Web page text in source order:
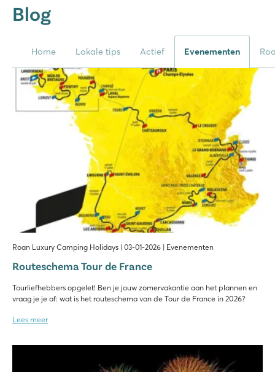
Blog
Home Lokale tips Actief Evenementen
Roan Luxury Camping Holidays | 03-01-2026 | Evenementen
Routeschema Tour de France
Tourliefhebbers opgelet! Ben je jouw zomervakantie aan het plannen en
vraag je je af: wat is het routeschema van de Tour de France in 2026?
Lees meer